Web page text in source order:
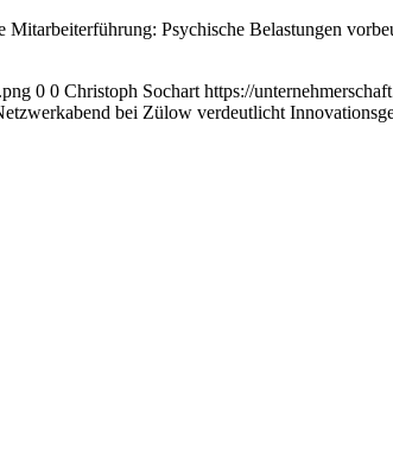
Psychische Belastungen
0 0 Christoph Sochart https://
bei Zülow verdeutlicht